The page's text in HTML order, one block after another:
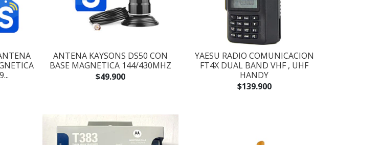
ANTENA KAYSONS DS50 CON
BASE MAGNETICA 144/430MHZ
$49.900
YAESU RADIO COMUNICACION
FT4X DUAL BAND VHF , UHF
HANDY
$139.900